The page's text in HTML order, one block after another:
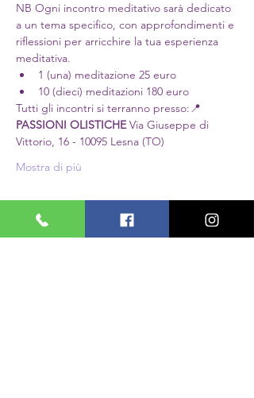
NB Ogni incontro meditativo sarà dedicato
a un tema specifico, con approfondimenti e
riflessioni per arricchire la tua esperienza
meditativa.
1 (una) meditazione 25 euro
10 (dieci) meditazioni 180 euro
Tutti gli incontri si terranno presso:📍
PASSIONI OLISTICHE Via Giuseppe di
Vittorio, 16 - 10095 Lesna (TO)
Mostra di più
Condividi questo evento